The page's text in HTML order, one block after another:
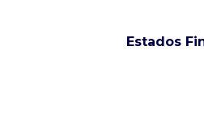
Estados